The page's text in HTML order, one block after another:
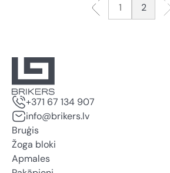
1 2
+371 67 134 907
info@brikers.lv
Bruģis
Žoga bloki
Apmales